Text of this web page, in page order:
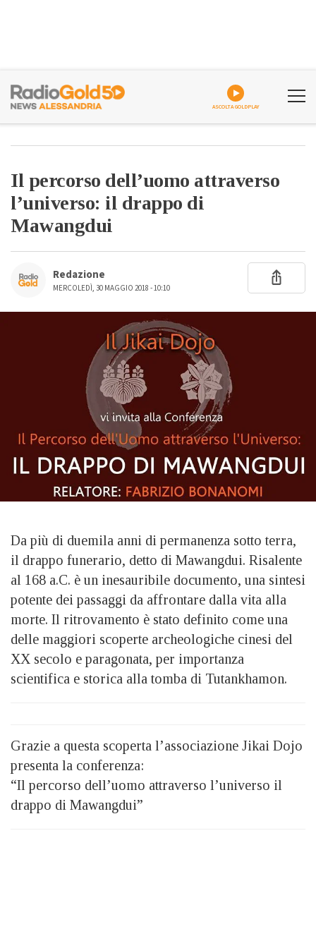
ASCOLTA GOLDPLAY
Il percorso dell’uomo attraverso
l’universo: il drappo di
Mawangdui
Redazione
MERCOLEDÌ, 30 MAGGIO 2018 - 10:10
Da più di duemila anni di permanenza sotto terra,
il drappo funerario, detto di Mawangdui. Risalente
al 168 a.C. è un inesauribile documento, una sintesi
potente dei passaggi da affrontare dalla vita alla
morte. Il ritrovamento è stato definito come una
delle maggiori scoperte archeologiche cinesi del
XX secolo e paragonata, per importanza
scientifica e storica alla tomba di Tutankhamon.
Grazie a questa scoperta l’associazione Jikai Dojo
presenta la conferenza:
“Il percorso dell’uomo attraverso l’universo il
drappo di Mawangdui”